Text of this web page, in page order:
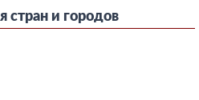
стран и городов